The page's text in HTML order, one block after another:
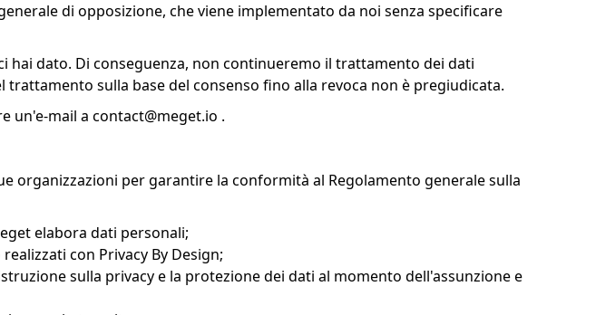
di opposizione, che viene implementato da noi senza specificare
hai dato. Di conseguenza, non continueremo il trattamento dei dati
sulla base del consenso fino alla revoca non è pregiudicata.
un'e-mail a contact@meget.io .
organizzazioni per garantire la conformità al Regolamento generale sulla
elabora dati personali;
con Privacy By Design;
sulla privacy e la protezione dei dati al momento dell'assunzione e